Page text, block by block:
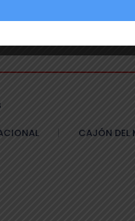
CAJÓN DEL